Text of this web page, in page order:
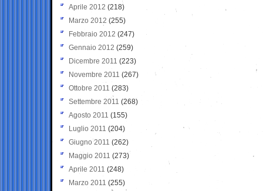
Aprile 2012 (218)
Marzo 2012 (255)
Febbraio 2012 (247)
Gennaio 2012 (259)
Dicembre 2011 (223)
Novembre 2011 (267)
Ottobre 2011 (283)
Settembre 2011 (268)
Agosto 2011 (155)
Luglio 2011 (204)
Giugno 2011 (262)
Maggio 2011 (273)
Aprile 2011 (248)
Marzo 2011 (255)